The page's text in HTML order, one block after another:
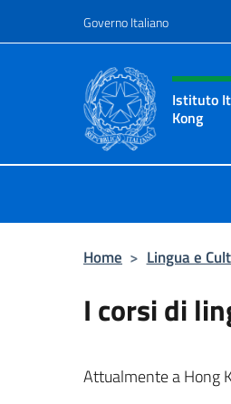
Governo Italiano
Intestazione
Istituto
Kong
Home > Lingua e
I corsi di
Attualmente a Hong